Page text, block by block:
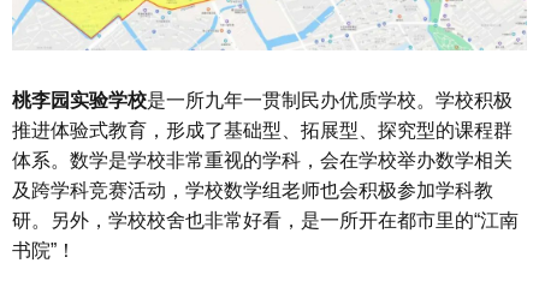
桃李园实验学校是一所九年一贯制民办优质学校。学校积极
推进体验式教育，形成了基础型、拓展型、探究型的课程群
体系。数学是学校非常重视的学科，会在学校举办数学相关
及跨学科竞赛活动，学校数学组老师也会积极参加学科教
研。另外，学校校舍也非常好看，是一所开在都市里的“江南
书院”！